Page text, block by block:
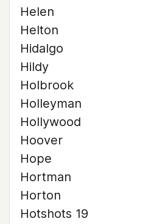
Helen
Helton
Hidalgo
Hildy
Holbrook
Holleyman
Hollywood
Hoover
Hope
Hortman
Horton
Hotshots 19